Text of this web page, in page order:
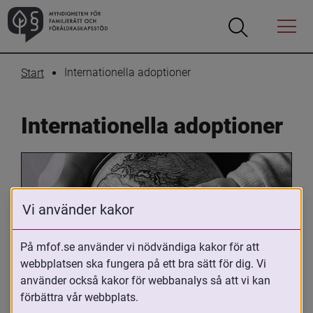
Öppna
Öppna
Menyn
Start Internationella adoptioner
Internationella adoptioner
Oavsett om du är adopterad,
adoptivförälder eller arbetar med
Vi använder kakor
På mfof.se använder vi nödvändiga kakor för att
webbplatsen ska fungera på ett bra sätt för dig. Vi
använder också kakor för webbanalys så att vi kan
förbättra vår webbplats.